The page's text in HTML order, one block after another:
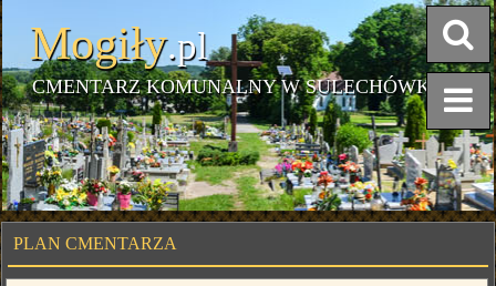
Mogiły.pl
CMENTARZ KOMUNALNY W SULECHÓWKU
PLAN CMENTARZA